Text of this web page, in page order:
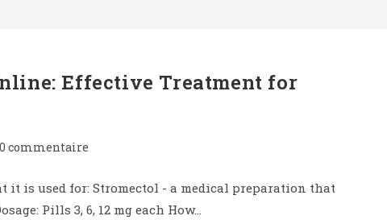
Effective Treatment for
0 commentaire
it is used for: Stromectol - a medical preparation that
Pills 3, 6, 12 mg each How…